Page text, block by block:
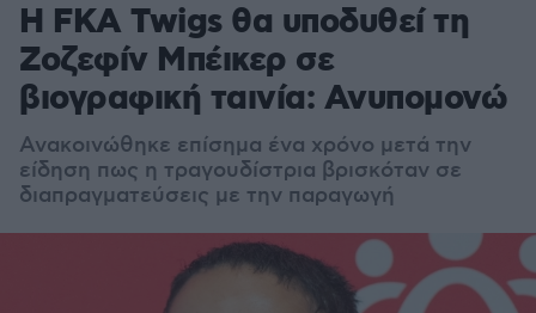
Η FKA Twigs θα υποδυθεί τη
Ζοζεφίν Μπέικερ σε
βιογραφική ταινία: Ανυπομονώ
Ανακοινώθηκε επίσημα ένα χρόνο μετά την
είδηση πως η τραγουδίστρια βρισκόταν σε
διαπραγματεύσεις με την παραγωγή